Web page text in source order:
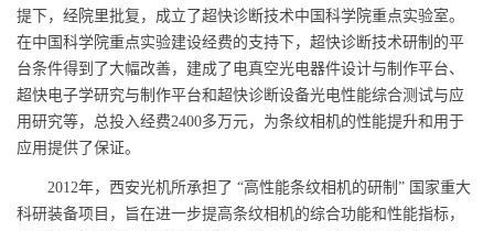
提下，经院里批复，成立了超快诊断技术中国科学院重点实验室。
在中国科学院重点实验建设经费的支持下，超快诊断技术研制的平
台条件得到了大幅改善，建成了电真空光电器件设计与制作平台、
超快电子学研究与制作平台和超快诊断设备光电性能综合测试与应
用研究等，总投入经费2400多万元，为条纹相机的性能提升和用于
应用提供了保证。
2012年，西安光机所承担了 “高性能条纹相机的研制” 国家重大
科研装备项目，旨在进一步提高条纹相机的综合功能和性能指标，